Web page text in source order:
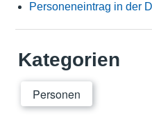
Personeneintrag in der
Kategorien
Personen